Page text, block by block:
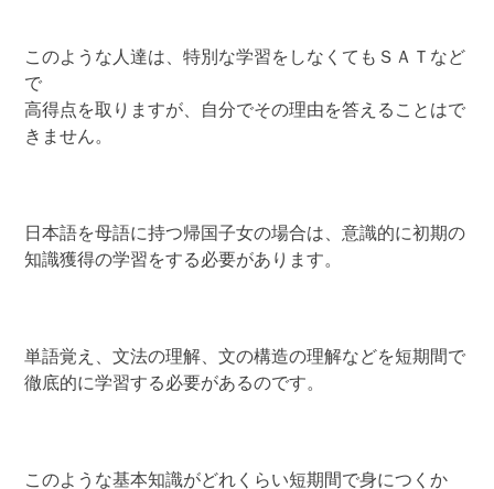
このような人達は、特別な学習をしなくてもＳＡＴなど
で
高得点を取りますが、自分でその理由を答えることはで
きません。
日本語を母語に持つ帰国子女の場合は、意識的に初期の
知識獲得の学習をする必要があります。
単語覚え、文法の理解、文の構造の理解などを短期間で
徹底的に学習する必要があるのです。
このような基本知識がどれくらい短期間で身につくか